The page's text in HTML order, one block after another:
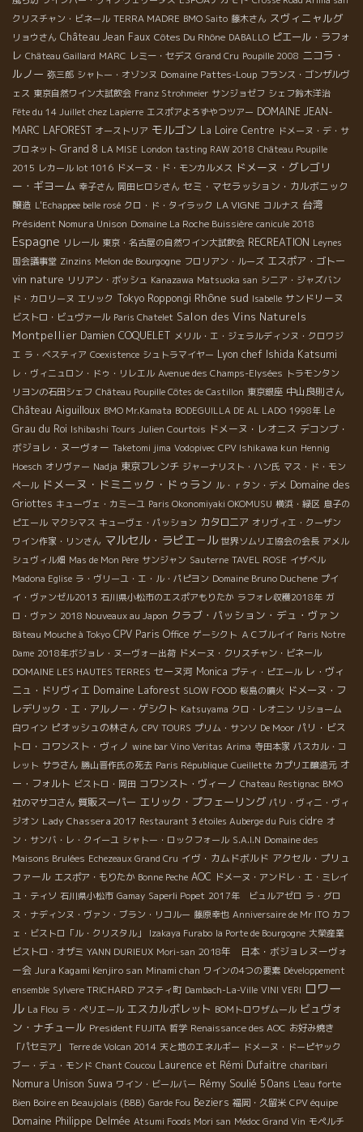
クリスチャン・ビネール TERRA MADRE BMO Saito 藤木さん スヴィニャルグ
リョウさん Château Jean Faux Côtes Du Rhône DABALLO ピエール・ラフォ
レ Château Gaillard MARC レミー・セデス Grand Cru Poupille 2008 ニコラ・
ルノー 弥三郎 シャトー・オゾンヌ Domaine Pattes-Loup フランス・ゴンザルヴ
ェス 東京自然ワイン大試飲会 Franz Strohmeier サンジョゼフ シェフ鈴木洋治
Fête du 14 Juillet chez Lapierre エスポアよろずやつツアー DOMAINE JEAN-
MARC LAFOREST オーストリア モルゴン La Loire Centre ドメーヌ・デ・サ
ブロネット Grand 8 LA MISE London tasting RAW 2018 Château Poupille
2015 レカール lot 1016 ドメーヌ・ド・モンカルメス ドメーヌ・グレゴリ
ー・ギヨーム 幸子さん 岡田ヒロシさん セミ・マセラッション・カルボニック
醸造 L'Echappee belle rosé クロ・ド・タイラック LA VIGNE コルナス 台湾
Président Nomura Unison Domaine La Roche Buissière canicule 2018
Espagne リレール 東京・名古屋の自然ワイン大試飲会 RECREATION Leynes
国会議事堂 Zinzins Melon de Bourgogne フロリアン・ルーズ エスポア・ゴトー
vin nature リリアン・ボッシュ Kanazawa Matsuoka san シニア・ジャズバン
ド・カロリーヌ エリック Tokyo Roppongi Rhône sud Isabelle サンドリーヌ
ビストロ・ビュヴァール Paris Chatelet Salon des Vins Naturels
Montpellier Damien COQUELET メリル・エ・ジェラルディンヌ・クロワジ
エ ラ・ベスティア Coexistence シュトラマイヤー Lyon chef Ishida Katsumi
レ・ヴィニュロン・ドゥ・リレエル Avenue des Champs-Elysées トラモンタン
リヨンの石田シェフ Château Poupille Côtes de Castillon 東京銀座 中山良則さん
Château Aiguilloux BMO Mr.Kamata BODEGUILLA DE AL LADO 1998年 Le
Grau du Roi Ishibashi Tours Julien Courtois ドメーヌ・レオニス デコンブ・
ボジョレ・ヌーヴォー Taketomi jima Vodopivec CPV Ishikawa kun Hennig
Hoesch オリヴァー Nadja 東京フレンチ ジャーナリスト・ハン氏 マス・ド・モン
ペール ドメーヌ・ドミニック・ドゥラン ル・ｒタン・デメ Domaine des
Griottes キューヴェ・カミーユ Paris Okonomiyaki OKOMUSU 横浜・緑区 息子の
ピエール マクシマス キューヴェ・パッション カタロニア オリヴィエ・クーザン
ワイン作家・リンさん マルセル・ラピエ－ル 世界ソムリエ協会の会長 アメル
シュヴィル畑 Mas de Mon Père サンジャン Sauterne TAVEL ROSE イザベル
Madona Eglise ラ・ヴリーユ・エ・ル・パピヨン Domaine Bruno Duchene プイ
イ・ヴァンゼル2013 石川県小松市のエスポアもりたか ラフォレ収穫2018年 ガ
ロ・ヴァン 2018 Nouveaux au Japon クラブ・パッション・デュ・ヴァン
Bâteau Mouche à Tokyo CPV Paris Office ゲーシクト ＡＣブルイイ Paris Notre
Dame 2018年ボジョレ・ヌーヴォー出荷 ドメーヌ・クリスチャン・ビネール
DOMAINE LES HAUTES TERRES セーヌ河 Monica プティ・ピエール レ・ヴィ
ニュ・ドリヴィエ Domaine Laforest SLOW FOOD 桜島の噴火 ドメーヌ・フ
レデリック・エ・アルノー・ゲシクト Katsuyama クロ・レオニン リショーム
白ワイン ピオッシュの林さん CPV TOURS プリム・サンソ De Moor パリ・ビス
トロ・コワンスト・ヴィノ wine bar Vino Veritas Arima 寺田本家 パスカル・コ
レット サラさん 勝山晋作氏の死去 Paris République Cueillette カプリエ醸造元 オ
ー・フォルト ビストロ・岡田 コワンスト・ヴィーノ Chateau Restignac BMO
社のマサコさん 質販スーパー エリック・プフェーリング パリ・ヴィニ・ヴィ
ジオン Lady Chassera 2017 Restaurant 3 étoiles Auberge du Puis cidre オ
ン・サンバ・レ・クイーユ シャトー・ロックフォール S.A.I.N Domaine des
Maisons Brulées Echezeaux Grand Cru イヴ・カムドボルド アクセル・プリュ
ファール エスポア・もりたか Bonne Peche AOC ドメーヌ・アンドレ・エ・ミレイ
ユ・ティソ 石川県小松市 Gamay Saperli Popet 2017年 ビュルアゼロ ラ・グロ
ス・ナディンヌ・ヴァン・ブラン・リコルー 藤原幸也 Anniversaire de Mr ITO カフ
ェ・ビストロ「ル・クリスタル」
Izakaya Furabo la Porte de Bourgogne 大榮産業
ビストロ・オザミ YANN DURIEUX Mori-san 2018年 日本・ボジョレヌーヴォ
ー会 Jura Kagami Kenjiro san Minami chan ワインの4つの要素 Développement
ensemble Sylvere TRICHARD アスティ町 Dambach-La-Ville VINI VERI ロワー
ル La Flou ラ・ペリエール エスカルポレット BOMトロワザムール ビュヴォ
ン・ナチュール President FUJITA 哲学 Renaissance des AOC お好み焼き
「パセミア」
Terre de Volcan 2014 天と地のエネルギー ドメーヌ・ドーピヤック
ブー・デュ・モンド Chant Coucou Laurence et Rémi Dufaitre charibari
Nomura Unison Suwa ワイン・ビールバー Rémy Soulié 50ans L'eau forte
Bien Boire en Beaujolais (BBB) Garde Fou Beziers 福岡・久留米 CPV équipe
Domaine Philippe Delmée Atsumi Foods Mori san Médoc Grand Vin モペルチ